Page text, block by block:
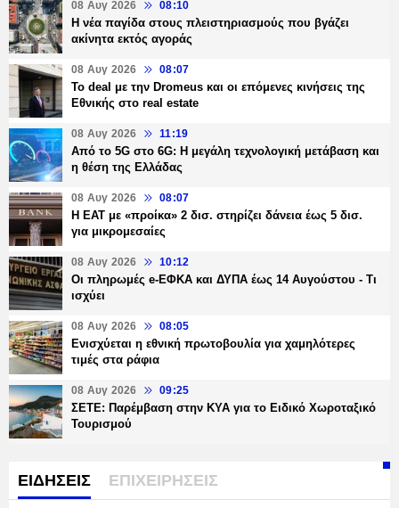
08 Αυγ 2026 08:10
Η νέα παγίδα στους πλειστηριασμούς που βγάζει
ακίνητα εκτός αγοράς
08 Αυγ 2026 08:07
Το deal με την Dromeus και οι επόμενες κινήσεις της
Εθνικής στο real estate
08 Αυγ 2026 11:19
Από το 5G στο 6G: Η μεγάλη τεχνολογική μετάβαση και
η θέση της Ελλάδας
08 Αυγ 2026 08:07
Η ΕΑΤ με «προίκα» 2 δισ. στηρίζει δάνεια έως 5 δισ.
για μικρομεσαίες
08 Αυγ 2026 10:12
Οι πληρωμές e-ΕΦΚΑ και ΔΥΠΑ έως 14 Αυγούστου - Τι
ισχύει
08 Αυγ 2026 08:05
Ενισχύεται η εθνική πρωτοβουλία για χαμηλότερες
τιμές στα ράφια
08 Αυγ 2026 09:25
ΣΕΤΕ: Παρέμβαση στην ΚΥΑ για το Ειδικό Χωροταξικό
Τουρισμού
ΕΙΔΗΣΕΙΣ ΕΠΙΧΕΙΡΗΣΕΙΣ